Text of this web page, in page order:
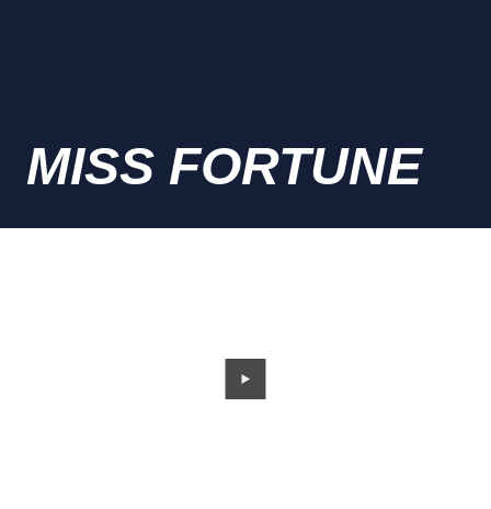
MISS FORTUNE